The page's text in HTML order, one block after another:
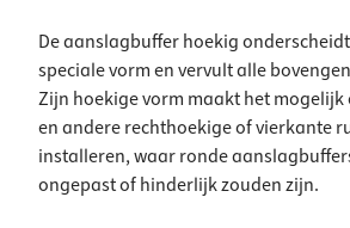
De aanslagbuffer hoekig
speciale vorm en vervult alle
Zijn hoekige vorm maakt het mogelijk
en andere rechthoekige of vierkante
installeren, waar ronde
ongepast of hinderlijk zouden zijn.